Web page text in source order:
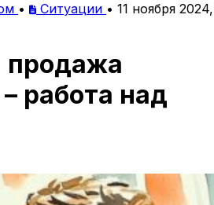
• Ситуации • 11 ноября 2024,
продажа
работа над